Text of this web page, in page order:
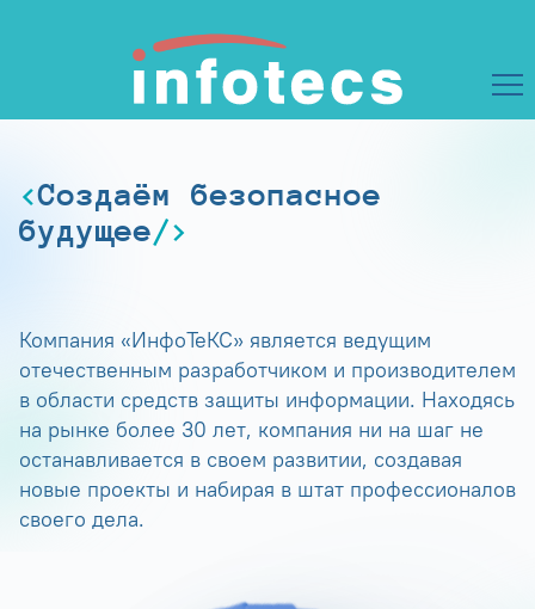
Создаём безопасное
будущее
Компания «ИнфоТеКС» является ведущим
отечественным разработчиком и производителем
в области средств защиты информации. Находясь
на рынке более 30 лет, компания ни на шаг не
останавливается в своем развитии, создавая
новые проекты и набирая в штат профессионалов
своего дела.